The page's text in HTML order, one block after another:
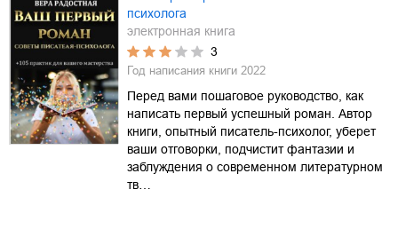
психолога
электронная книга
3
Год написания книги 2022
Перед вами пошаговое руководство, как
написать первый успешный роман. Автор
книги, опытный писатель-психолог, уберет
ваши отговорки, подчистит фантазии и
заблуждения о современном литературном
тв…